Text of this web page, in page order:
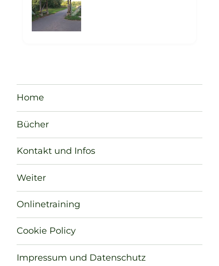
Home
Bücher
Kontakt und Infos
Weiter
Onlinetraining
Cookie Policy
Impressum und Datenschutz